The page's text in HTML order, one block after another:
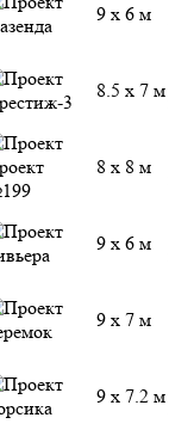
9 х 6 м
8.5 х 7 м
8 х 8 м
9 х 6 м
9 х 7 м
9 х 7.2 м